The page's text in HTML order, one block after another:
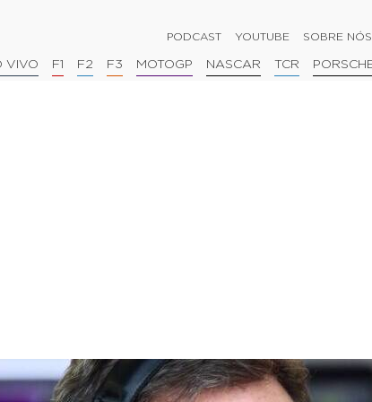
PODCAST YOUTUBE SOBRE NÓS
VIVO F1 F2 F3 MOTOGP NASCAR TCR